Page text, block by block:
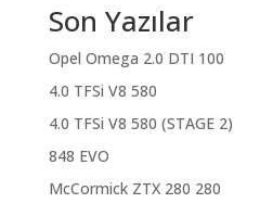
Son Yazılar
Opel Omega 2.0 DTI 100
4.0 TFSi V8 580
4.0 TFSi V8 580 (STAGE 2)
848 EVO
McCormick ZTX 280 280